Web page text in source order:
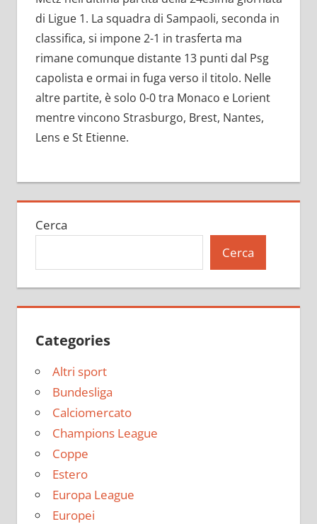
di Ligue 1. La squadra di Sampaoli, seconda in
classifica, si impone 2-1 in trasferta ma
rimane comunque distante 13 punti dal Psg
capolista e ormai in fuga verso il titolo. Nelle
altre partite, è solo 0-0 tra Monaco e Lorient
mentre vincono Strasburgo, Brest, Nantes,
Lens e St Etienne.
Cerca
Cerca
Categories
Altri sport
Bundesliga
Calciomercato
Champions League
Coppe
Estero
Europa League
Europei